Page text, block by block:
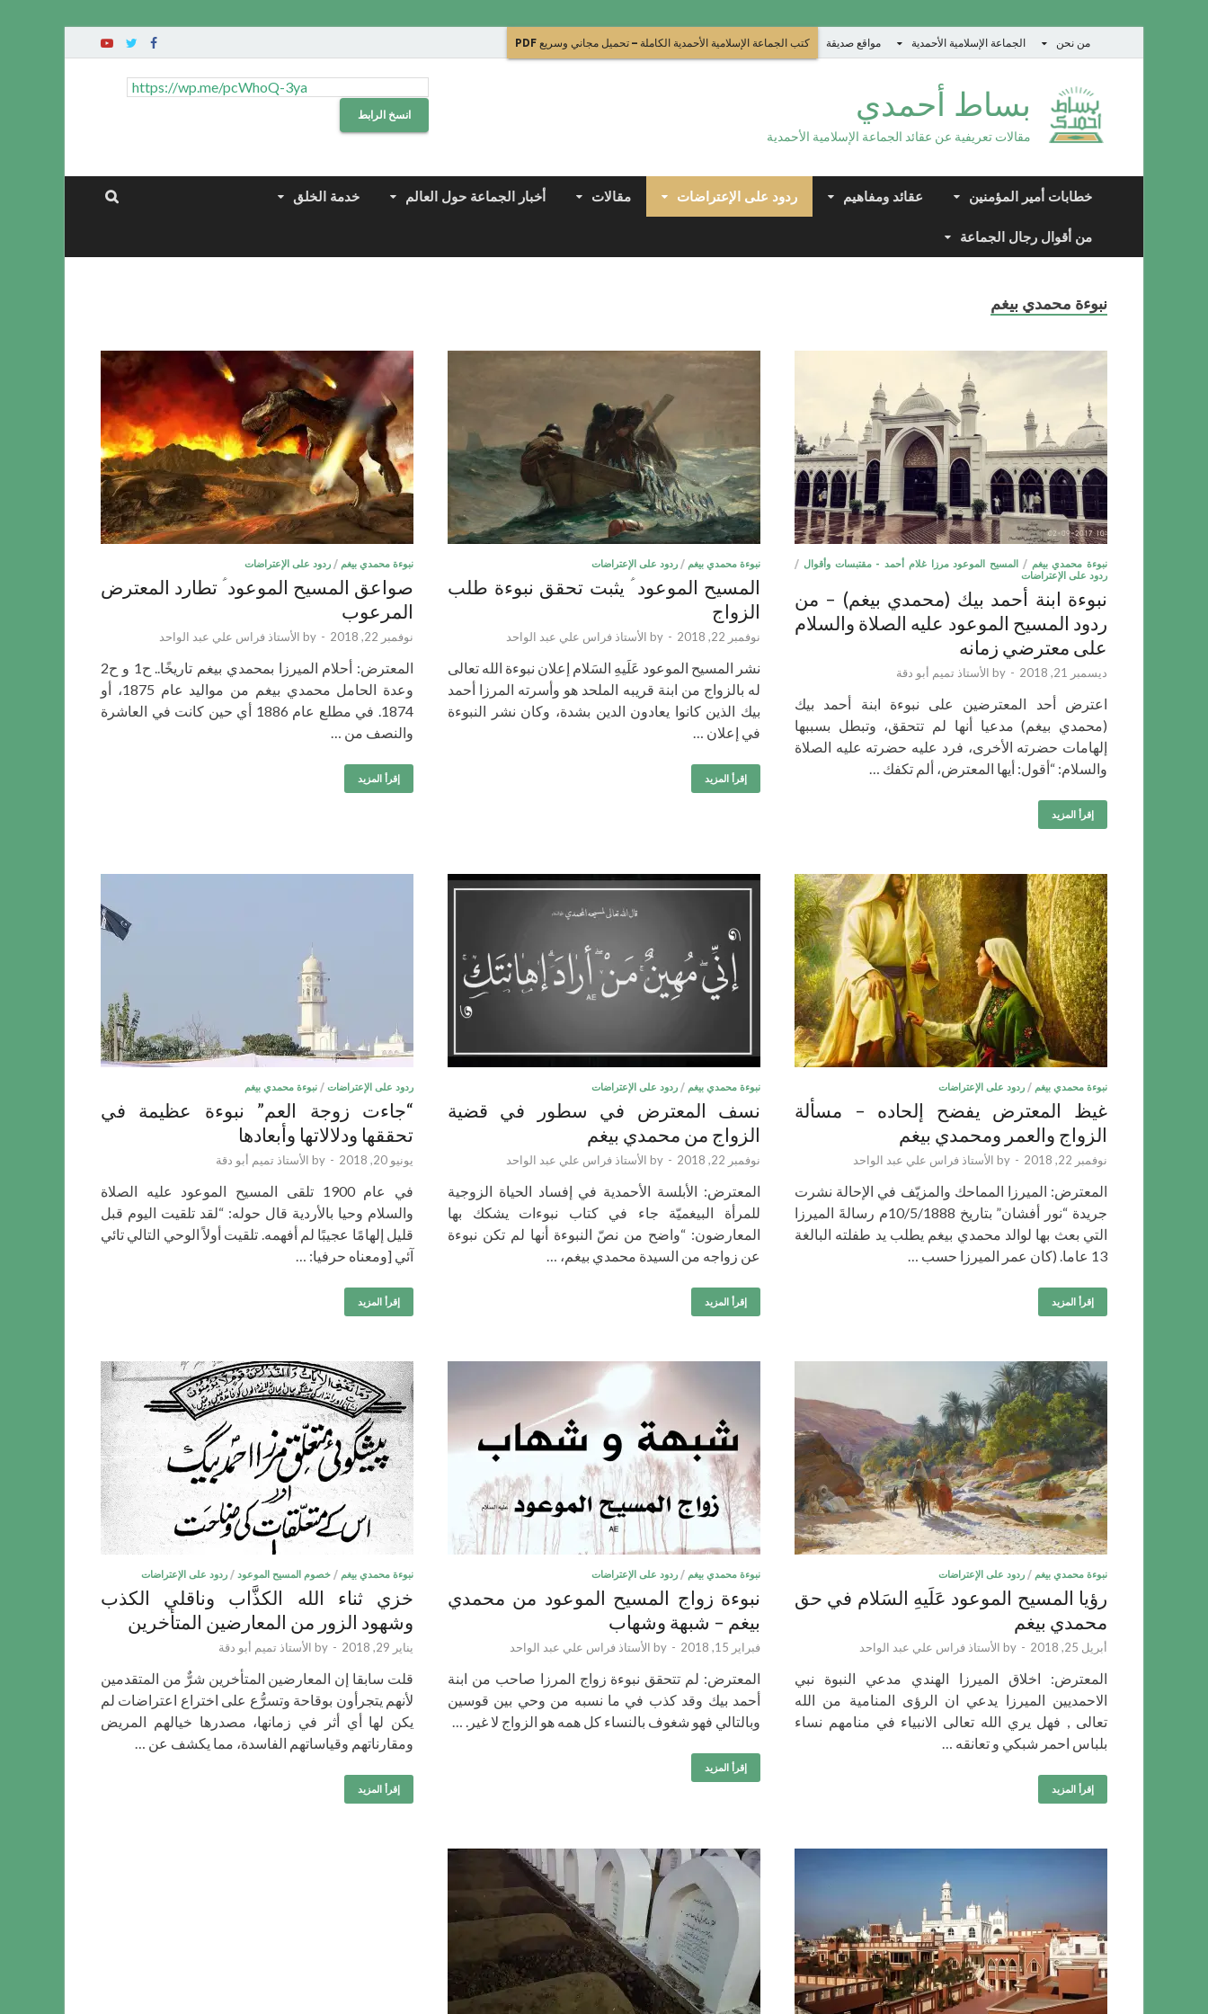
من نحن الجماعة الإسلامية الأحمدية مواقع صديقة كتب الجماعة الإسلامية الأحمدية الكاملة – تحميل مجاني وسريع PDF
بساط أحمدي
مقالات تعريفية عن عقائد الجماعة الإسلامية الأحمدية
انسخ الرابط
خطابات أمير المؤمنين عقائد ومفاهيم ردود على الإعتراضات مقالات أخبار الجماعة حول العالم خدمة الخلق
من أقوال رجال الجماعة
نبوءة محمدي بيغم
نبوءة محمدي بيغم / المسيح الموعود مرزا غلام أحمد - مقتبسات وأقوال /
ردود على الإعتراضات
نبوءة ابنة أحمد بيك (محمدي بيغم) – من
ردود المسيح الموعود عليه الصلاة والسلام
على معترضي زمانه
ديسمبر 21, 2018 -
by الأستاذ تميم أبو دقة
اعترض أحد المعترضين على نبوءة ابنة أحمد بيك
(محمدي بيغم) مدعيا أنها لم تتحقق، وتبطل بسببها
إلهامات حضرته الأخرى، فرد عليه حضرته عليه الصلاة
والسلام: “أقول: أيها المعترض، ألم تكفك …
إقرأ المزيد
نبوءة محمدي بيغم / ردود على الإعتراضات
المسيح الموعود ؑ يثبت تحقق نبوءة طلب
الزواج
نوفمبر 22, 2018 -
by الأستاذ فراس علي عبد الواحد
نشر المسيح الموعود عَلَيهِ السَلام إعلان نبوءة الله تعالى
له بالزواج من ابنة قريبه الملحد هو وأسرته المرزا أحمد
بيك الذين كانوا يعادون الدين بشدة، وكان نشر النبوءة
في إعلان …
إقرأ المزيد
نبوءة محمدي بيغم / ردود على الإعتراضات
صواعق المسيح الموعود ؑ تطارد المعترض
المرعوب
نوفمبر 22, 2018 -
by الأستاذ فراس علي عبد الواحد
المعترض: أحلام الميرزا بمحمدي بيغم تاريخًا.. ح1 و ح2
وعدة الحامل محمدي بيغم من مواليد عام 1875، أو
1874. في مطلع عام 1886 أي حين كانت في العاشرة
والنصف من …
إقرأ المزيد
نبوءة محمدي بيغم / ردود على الإعتراضات
غيظ ‏المعترض يفضح إلحاده – مسألة
الزواج والعمر ومحمدي بيغم
نوفمبر 22, 2018 -
by الأستاذ فراس علي عبد الواحد
المعترض: الميرزا المماحك والمزيّف في الإحالة نشرت
جريدة “نور أفشان” بتاريخ 10/5/1888م رسالةَ الميرزا
التي بعث بها لوالد محمدي بيغم يطلب يد طفلته البالغة
13 عاما. (كان عمر الميرزا حسب …
إقرأ المزيد
نبوءة محمدي بيغم / ردود على الإعتراضات
نسف المعترض في سطور في قضية
الزواج من محمدي بيغم
نوفمبر 22, 2018 -
by الأستاذ فراس علي عبد الواحد
المعترض: الأبلسة الأحمدية في إفساد الحياة الزوجية
للمرأة البيغميّة جاء في كتاب نبوءات يشكك بها
المعارضون: “واضح من نصّ النبوءة أنها لم تكن نبوءة
عن زواجه من السيدة محمدي بيغم، …
إقرأ المزيد
ردود على الإعتراضات / نبوءة محمدي بيغم
“جاءت زوجة العم” نبوءة عظيمة في
تحققها ودلالاتها وأبعادها
يونيو 20, 2018 -
by الأستاذ تميم أبو دقة
في عام 1900 تلقى المسيح الموعود عليه الصلاة
والسلام وحيا بالأردية قال حوله: “لقد تلقيت اليوم قبل
قليل إلهامًا عجيبًا لم أفهمه. تلقيت أولاً الوحي التالي تائي
آئي [ومعناه حرفيا: …
إقرأ المزيد
نبوءة محمدي بيغم / ردود على الإعتراضات
رؤيا المسيح الموعود عَلَيهِ السَلام في حق
محمدي بيغم
أبريل 25, 2018 -
by الأستاذ فراس علي عبد الواحد
المعترض: اخلاق الميرزا الهندي مدعي النبوة نبي
الاحمديين الميرزا يدعي ان الرؤى المنامية من الله
تعالى , فهل يري الله تعالى الانبياء في منامهم نساء
بلباس احمر شبكي و تعانقه …
إقرأ المزيد
نبوءة محمدي بيغم / ردود على الإعتراضات
نبوءة زواج المسيح الموعود من محمدي
بيغم – شبهة وشهاب
فبراير 15, 2018 -
by الأستاذ فراس علي عبد الواحد
المعترض: لم تتحقق نبوءة زواج المرزا صاحب من ابنة
أحمد بيك وقد كذب في ما نسبه من وحي بين قوسين
وبالتالي فهو شغوف بالنساء كل همه هو الزواج لا غير. …
إقرأ المزيد
نبوءة محمدي بيغم / خصوم المسيح الموعود / ردود على الإعتراضات
خزي ثناء الله الكذَّاب وناقلي الكذب
وشهود الزور من المعارضين المتأخرين
يناير 29, 2018 -
by الأستاذ تميم أبو دقة
قلت سابقا إن المعارضين المتأخرين شرٌّ من المتقدمين
لأنهم يتجرأون بوقاحة وتسرُّع على اختراع اعتراضات لم
يكن لها أي أثر في زمانها، مصدرها خيالهم المريض
ومقارناتهم وقياساتهم الفاسدة، مما يكشف عن …
إقرأ المزيد